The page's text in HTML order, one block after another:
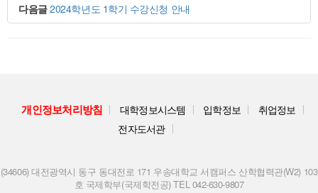
다음글2024학년도 1학기 수강신청 안내
개인정보처리방침 대학정보시스템 입학정보
취업정보
전자도서관
(34606) 대전광역시 동구 동대전로 171 우송대학교 서캠퍼스 산학협력관(W2) 103
호 국제학부(국제학전공) TEL 042-630-9807